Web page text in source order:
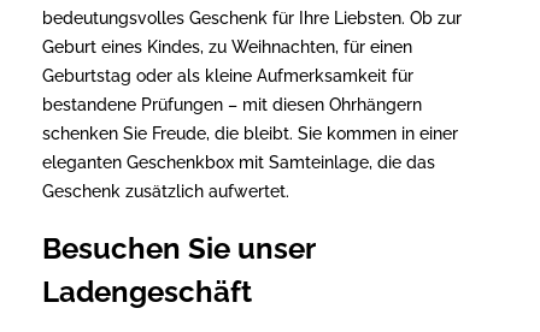
bedeutungsvolles Geschenk für Ihre Liebsten. Ob zur
Geburt eines Kindes, zu Weihnachten, für einen
Geburtstag oder als kleine Aufmerksamkeit für
bestandene Prüfungen – mit diesen Ohrhängern
schenken Sie Freude, die bleibt. Sie kommen in einer
eleganten Geschenkbox mit Samteinlage, die das
Geschenk zusätzlich aufwertet.
Besuchen Sie unser
Ladengeschäft